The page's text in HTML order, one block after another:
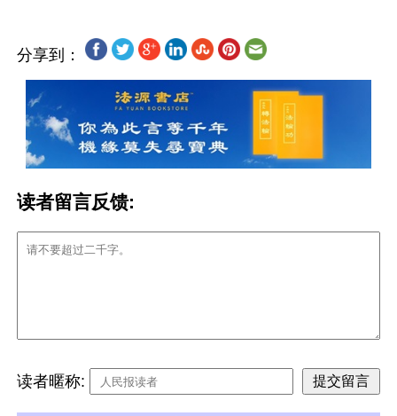
分享到：
读者留言反馈:
读者暱称: